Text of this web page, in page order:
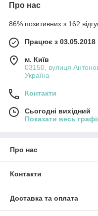
Про нас
86% позитивних з 162
Працює з 03.05.2018
м. Київ
03150, вулиця
Україна
Контакти
Сьогодні вихідний
Показати весь
Про нас
Контакти
Доставка та оплата